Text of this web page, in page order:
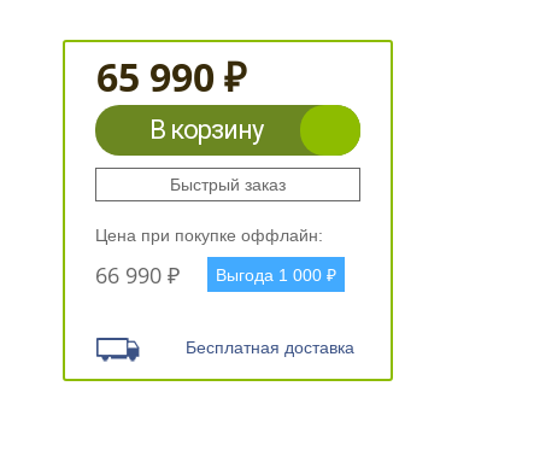
65 990 ₽
В корзину
Быстрый заказ
Цена при покупке оффлайн:
66 990 ₽ Выгода 1 000 ₽
Бесплатная доставка